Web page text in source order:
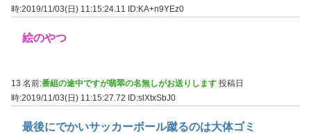
時:2019/11/03(日) 11:15:24.11 ID:KA+n9YEz0
絵のやつ
13 名前:番組の途中ですが翡翠の名無しがお送りします 投稿日
時:2019/11/03(日) 11:15:27.72
ID:slXtxSbJ0
最後にでかいサッカーボール蹴るのは大体ゴミ